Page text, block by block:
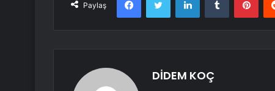
Paylaş
DİDEM KOÇ